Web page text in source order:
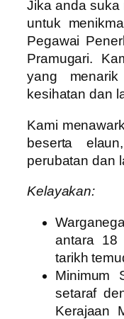
Jika anda suka
untuk
Pegawai
Pramugari.
yang
kesihatan dan
Kami
beserta
perubatan dan
Kelayakan:
antara 18
tarikh
Minimum
setaraf
Kerajaan